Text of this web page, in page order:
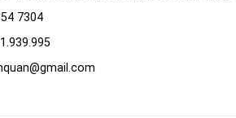
7304